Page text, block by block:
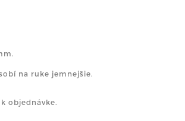
na ruke jemnejšie.
objednávke.